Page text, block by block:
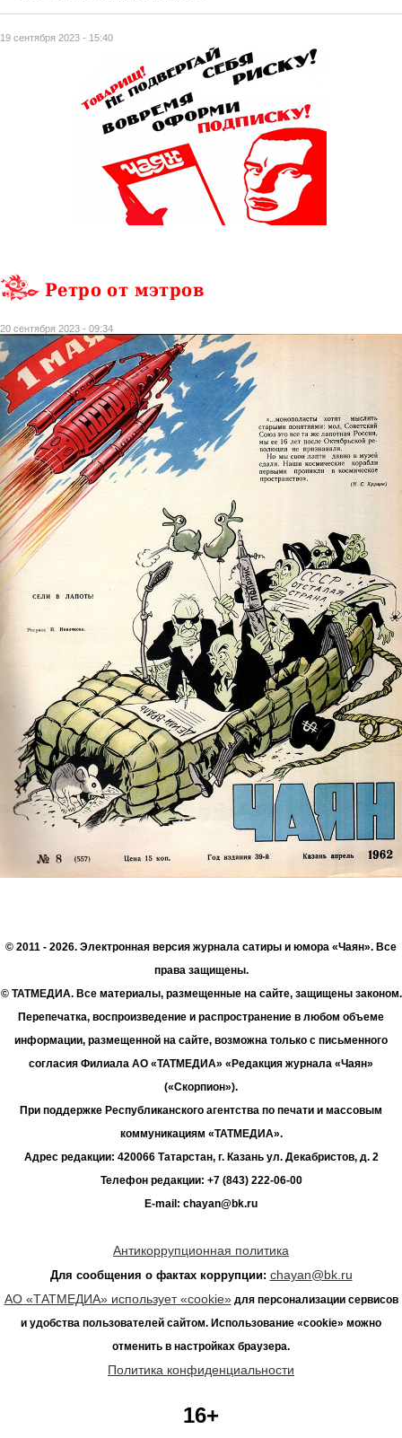
19 сентября 2023 - 15:40
Ретро от мэтров
20 сентября 2023 - 09:34
© 2011 - 2026. Электронная версия журнала сатиры и юмора «Чаян». Все
права защищены.
© ТАТМЕДИА. Все материалы, размещенные на сайте, защищены законом.
Перепечатка, воспроизведение и распространение в любом объеме
информации, размещенной на сайте, возможна только с письменного
согласия Филиала АО «ТАТМЕДИА» «Редакция журнала «Чаян»
(«Скорпион»).
При поддержке Республиканского агентства по печати и массовым
коммуникациям «ТАТМЕДИА».
Адрес редакции: 420066 Татарстан, г. Казань ул. Декабристов, д. 2
Телефон редакции: +7 (843) 222-06-00
E-mail: chayan@bk.ru
Антикоррупционная политика
Для сообщения о фактах коррупции: chayan@bk.ru
АО «ТАТМЕДИА» использует «cookie»для персонализации сервисов
и удобства пользователей сайтом. Использование «cookie» можно
отменить в настройках браузера.
Политика конфиденциальности
16+